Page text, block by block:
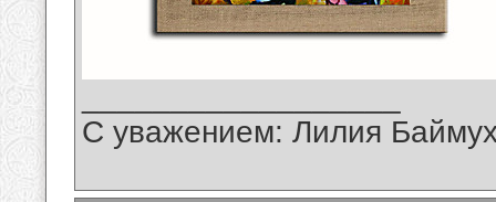
С уважением: Лилия